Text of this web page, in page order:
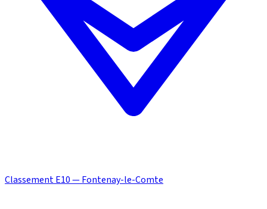
Classement E10 — Fontenay-le-Comte